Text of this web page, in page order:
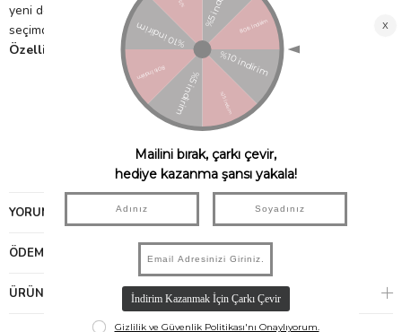
yeni doğan ya da özel gün hediyesi olarak da çok özel bir
seçimdir.
Özellikler:
Yumuşak ve dayanıklı peluş kumaş
El yapımı görünüme sahip özenli tasarım
Dekoratif ve oyuncak olarak çift kullanım
Çocuk dostu, güvenli malzemeler
Yaklaşık ölçüler: [10x13cm]
Tüm yaş grupları için uygun
YORUMLAR
ÖDEME SEÇENEKLERI
ÜRÜN ÖNERILERI